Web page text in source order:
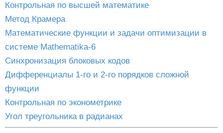
Контрольная по высшей математике
Метод Крамера
Математические функции и задачи оптимизации в
системе Mathematika-6
Синхронизация блоковых кодов
Дифференциалы 1-го и 2-го порядков сложной
функции
Контрольная по эконометрике
Угол треугольника в радианах